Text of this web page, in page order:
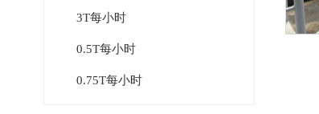
3T每小时
0.5T每小时
0.75T每小时